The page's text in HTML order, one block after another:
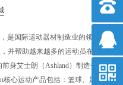
是国际运动器材制造业的领导
并帮助越来越多的运动员在全
身艾士朗（Ashland）制造公
心运动产品包括：篮球、足